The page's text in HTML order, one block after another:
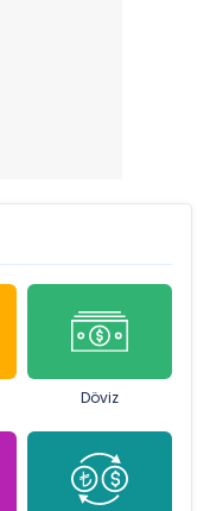
Döviz